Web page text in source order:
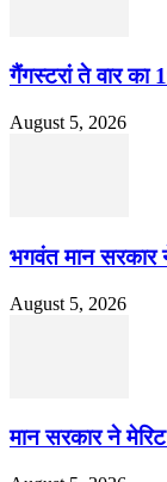
गैंगस्टरां ते वार का
August 5, 2026
भगवंत मान सरकार
August 5, 2026
मान सरकार ने